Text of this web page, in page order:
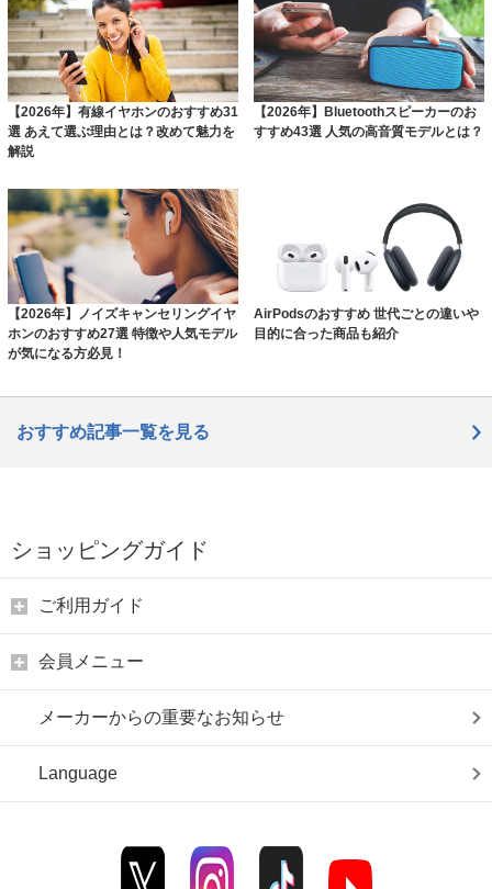
【2026年】有線イヤホンのおすすめ31
選 あえて選ぶ理由とは？改めて魅力を
解説
【2026年】Bluetoothスピーカーのお
すすめ43選 人気の高音質モデルとは？
【2026年】ノイズキャンセリングイヤ
ホンのおすすめ27選 特徴や人気モデル
が気になる方必見！
AirPodsのおすすめ 世代ごとの違いや
目的に合った商品も紹介
おすすめ記事一覧を見る
ショッピングガイド
ご利用ガイド
会員メニュー
メーカーからの重要なお知らせ
Language